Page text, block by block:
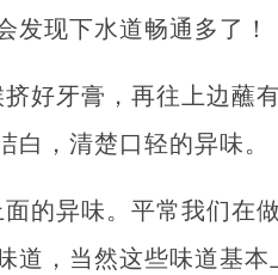
发现下水道畅通多了！
好牙膏，再往上边蘸
白，清楚口轻的异味。
的异味。平常我们在
道，当然这些味道基本